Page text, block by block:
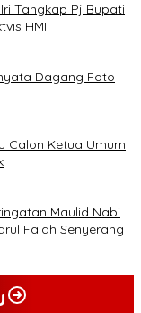
Tangkap Pj Bupati
HMI
Dagang Foto
Calon Ketua Umum
Maulid Nabi
Falah Senyerang